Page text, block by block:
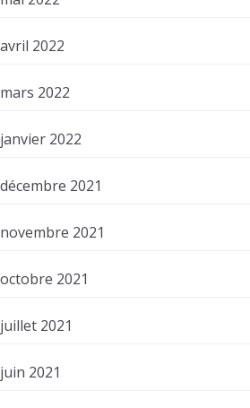
avril 2022
mars 2022
janvier 2022
décembre 2021
novembre 2021
octobre 2021
juillet 2021
juin 2021